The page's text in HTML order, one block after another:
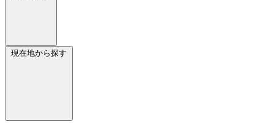
現在地から探す